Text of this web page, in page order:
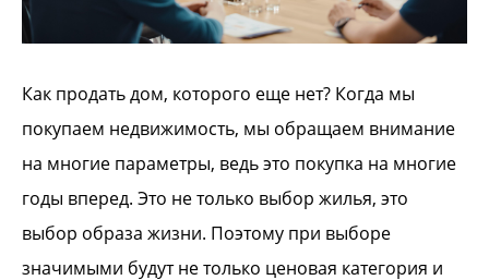
Как продать дом, которого еще нет? Когда мы
покупаем недвижимость, мы обращаем внимание
на многие параметры, ведь это покупка на многие
годы вперед. Это не только выбор жилья, это
выбор образа жизни. Поэтому при выборе
значимыми будут не только ценовая категория и